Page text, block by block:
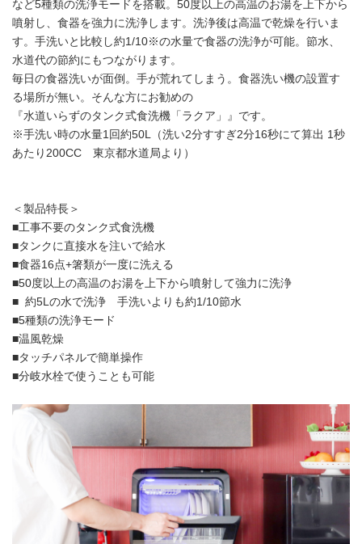
など5種類の洗浄モードを搭載。50度以上の高温のお湯を上下から
噴射し、食器を強力に洗浄します。洗浄後は高温で乾燥を行いま
す。手洗いと比較し約1/10※の水量で食器の洗浄が可能。節水、
水道代の節約にもつながります。
毎日の食器洗いが面倒。手が荒れてしまう。食器洗い機の設置す
る場所が無い。そんな方にお勧めの
『水道いらずのタンク式食洗機「ラクア」』です。
※手洗い時の水量1回約50L（洗い2分すすぎ2分16秒にて算出 1秒
あたり200CC 東京都水道局より）
＜製品特長＞
■工事不要のタンク式食洗機
■タンクに直接水を注いで給水
■食器16点+箸類が一度に洗える
■50度以上の高温のお湯を上下から噴射して強力に洗浄
■ 約5Lの水で洗浄 手洗いよりも約1/10節水
■5種類の洗浄モード
■温風乾燥
■タッチパネルで簡単操作
■分岐水栓で使うことも可能